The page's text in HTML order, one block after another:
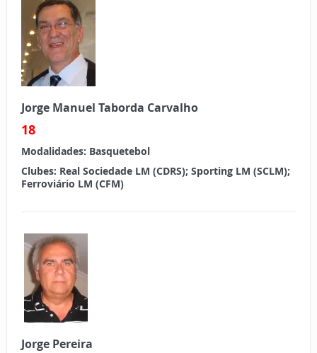
Jorge Manuel Taborda Carvalho
18
Modalidades: Basquetebol
Clubes: Real Sociedade LM (CDRS); Sporting LM (SCLM);
Ferroviário LM (CFM)
Jorge Pereira